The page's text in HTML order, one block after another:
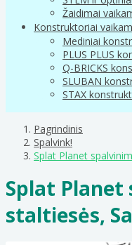
Žaidimai
Konstruktoriai
Mediniai
PLUS PLUS
Q-BRICKS
SLUBAN
STAX
Pagrindinis
Spalvink!
Splat Planet
Splat
staltiesės,